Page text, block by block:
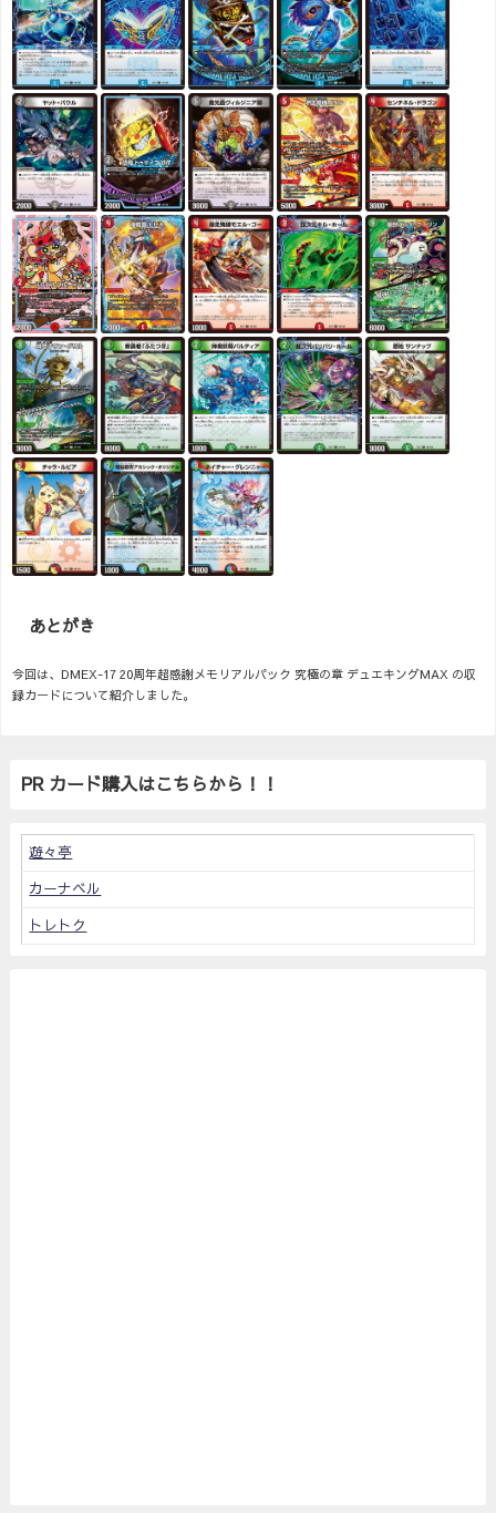
あとがき
今回は、DMEX-17 20周年超感謝メモリアルパック 究極の章 デュエキングMAX の収
録カードについて紹介しました。
PR カード購入はこちらから！！
遊々亭
カーナベル
トレトク